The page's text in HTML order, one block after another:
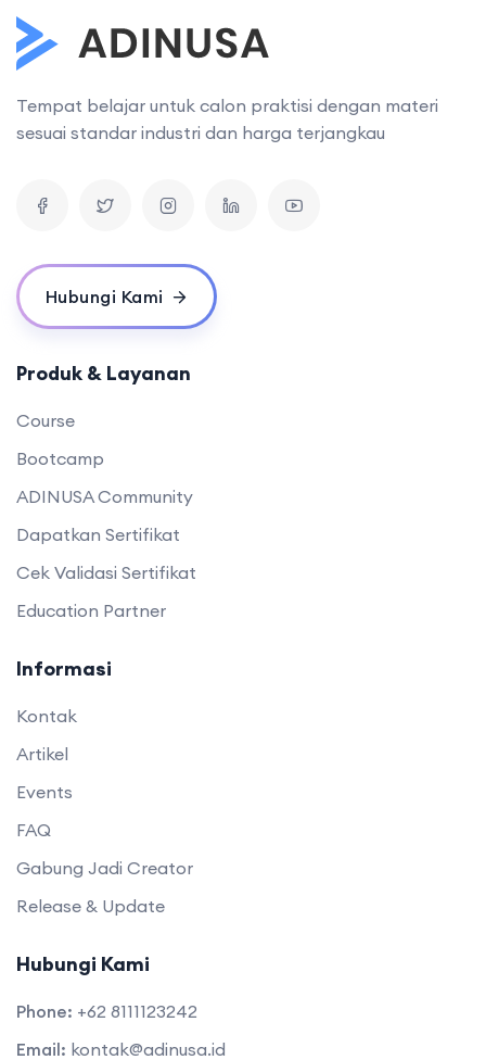
Tempat belajar untuk calon praktisi dengan materi
sesuai standar industri dan harga terjangkau
Hubungi Kami
Produk & Layanan
Course
Bootcamp
ADINUSA Community
Dapatkan Sertifikat
Cek Validasi Sertifikat
Education Partner
Informasi
Kontak
Artikel
Events
FAQ
Gabung Jadi Creator
Release & Update
Hubungi Kami
Phone: +62 8111123242
Email: kontak@adinusa.id